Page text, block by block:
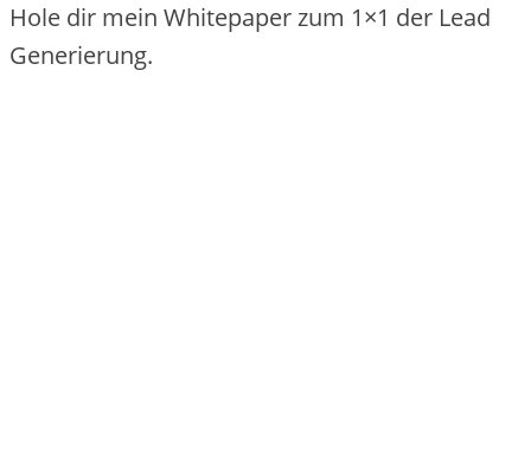
Hole dir mein Whitepaper zum 1×1 der Lead
Generierung.